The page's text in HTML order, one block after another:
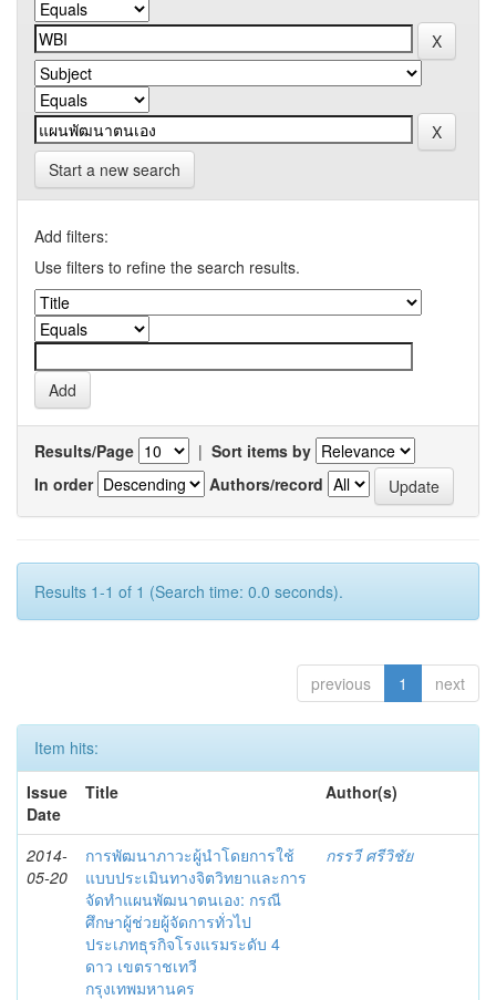
Start a new search
Add filters:
Use filters to refine the search results.
Results/Page | Sort items by
In order
Authors/record
Results 1-1 of 1 (Search time: 0.0 seconds).
previous 1 next
Item hits:
Issue
Date
Title Author(s)
2014-
05-20
การพัฒนาภาวะผู้นำโดยการใช้
แบบประเมินทางจิตวิทยาและการ
จัดทำแผนพัฒนาตนเอง: กรณี
ศึกษาผู้ช่วยผู้จัดการทั่วไป
ประเภทธุรกิจโรงแรมระดับ 4
ดาว เขตราชเทวี
กรุงเทพมหานคร
กรรวี ศรีวิชัย